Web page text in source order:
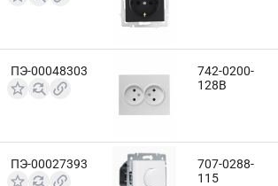
ПЭ-00048303
742-0200-
128B
ПЭ-00027393
707-0288-
115